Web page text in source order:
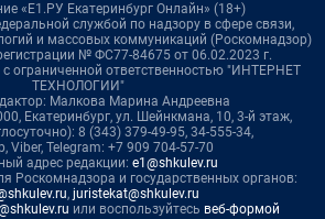
«Е1.РУ Екатеринбург Онлайн» (18+)
службой по надзору в сфере связи,
и массовых коммуникаций (Роскомнадзор)
№ ФС77-84675 от 06.02.2023 г.
ограниченной ответственностью "ИНТЕРНЕТ
ТЕХНОЛОГИИ"
Малкова Марина Андреевна
Екатеринбург, ул. Шейнкмана, 10, 3-й этаж,
8 (343) 379-49-95, 34-555-34,
Viber, Telegram: +7 909 704-57-70
адрес редакции: e1@shkulev.ru
Роскомнадзора и государственных органов:
, juristekat@shkulev.ru
или воспользуйтесь веб-формой